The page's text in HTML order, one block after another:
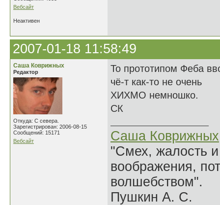
Вебсайт
Неактивен
2007-01-18 11:58:49
Саша Коврижных
Редактор
Откуда: С севера.
Зарегистрирован: 2006-08-15
Сообщений: 15171
Вебсайт
То прототипом Феба
чё-т как-то не очень
ХИХМО немношко.
СК
Саша Коврижных
"Смех, жалость
воображения,
волшебством".
Пушкин А. С.